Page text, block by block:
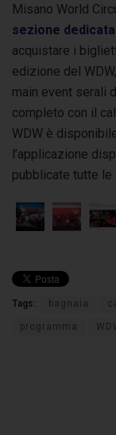
Misano World
sezione
acquistare i
edizione del
main event serali
completo con il
WDW è
l’applicazione
pubblicate tutte le
Tags: bagnaia
programma